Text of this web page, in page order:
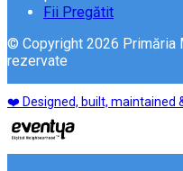
Fii Pregătit
© Copyright 2026 Primăria
rezervate
❤️ Designed, built, maintained